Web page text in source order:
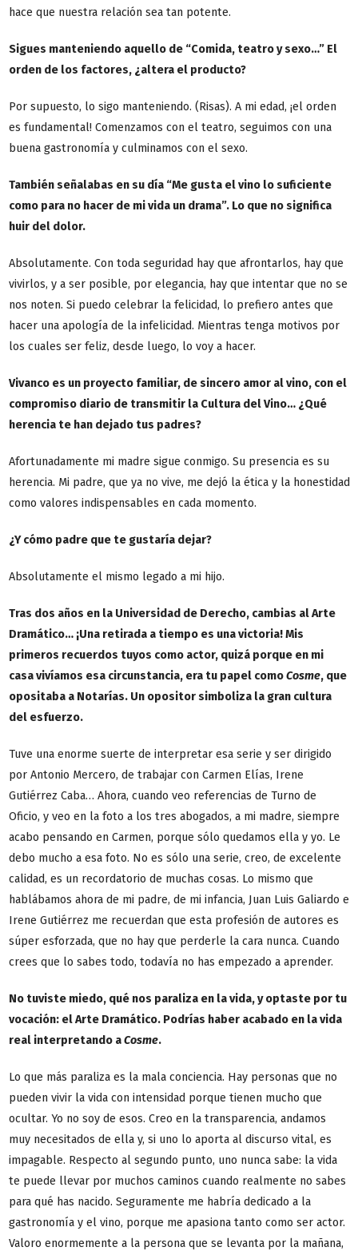
hace que nuestra relación sea tan potente.
Sigues manteniendo aquello de “Comida, teatro y sexo…” El
orden de los factores, ¿altera el producto?
Por supuesto, lo sigo manteniendo. (Risas). A mi edad, ¡el orden
es fundamental! Comenzamos con el teatro, seguimos con una
buena gastronomía y culminamos con el sexo.
También señalabas en su día “Me gusta el vino lo suficiente
como para no hacer de mi vida un drama”. Lo que no significa
huir del dolor.
Absolutamente. Con toda seguridad hay que afrontarlos, hay que
vivirlos, y a ser posible, por elegancia, hay que intentar que no se
nos noten. Si puedo celebrar la felicidad, lo prefiero antes que
hacer una apología de la infelicidad. Mientras tenga motivos por
los cuales ser feliz, desde luego, lo voy a hacer.
Vivanco es un proyecto familiar, de sincero amor al vino, con el
compromiso diario de transmitir la Cultura del Vino… ¿Qué
herencia te han dejado tus padres?
Afortunadamente mi madre sigue conmigo. Su presencia es su
herencia. Mi padre, que ya no vive, me dejó la ética y la honestidad
como valores indispensables en cada momento.
¿Y cómo padre que te gustaría dejar?
Absolutamente el mismo legado a mi hijo.
Tras dos años en la Universidad de Derecho, cambias al Arte
Dramático… ¡Una retirada a tiempo es una victoria! Mis
primeros recuerdos tuyos como actor, quizá porque en mi
casa vivíamos esa circunstancia, era tu papel comoCosme, que
opositaba a Notarías. Un opositor simboliza la gran cultura
del esfuerzo.
Tuve una enorme suerte de interpretar esa serie y ser dirigido
por Antonio Mercero, de trabajar con Carmen Elías, Irene
Gutiérrez Caba… Ahora, cuando veo referencias de Turno de
Oficio, y veo en la foto a los tres abogados, a mi madre, siempre
acabo pensando en Carmen, porque sólo quedamos ella y yo. Le
debo mucho a esa foto. No es sólo una serie, creo, de excelente
calidad, es un recordatorio de muchas cosas. Lo mismo que
hablábamos ahora de mi padre, de mi infancia, Juan Luis Galiardo e
Irene Gutiérrez me recuerdan que esta profesión de autores es
súper esforzada, que no hay que perderle la cara nunca. Cuando
crees que lo sabes todo, todavía no has empezado a aprender.
No tuviste miedo, qué nos paraliza en la vida, y optaste por tu
vocación: el Arte Dramático. Podrías haber acabado en la vida
real interpretando aCosme.
Lo que más paraliza es la mala conciencia. Hay personas que no
pueden vivir la vida con intensidad porque tienen mucho que
ocultar. Yo no soy de esos. Creo en la transparencia, andamos
muy necesitados de ella y, si uno lo aporta al discurso vital, es
impagable. Respecto al segundo punto, uno nunca sabe: la vida
te puede llevar por muchos caminos cuando realmente no sabes
para qué has nacido. Seguramente me habría dedicado a la
gastronomía y el vino, porque me apasiona tanto como ser actor.
Valoro enormemente a la persona que se levanta por la mañana,